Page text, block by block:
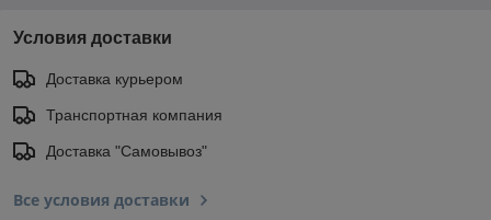
Условия доставки
Доставка курьером
Транспортная компания
Доставка "Самовывоз"
Все условия доставки